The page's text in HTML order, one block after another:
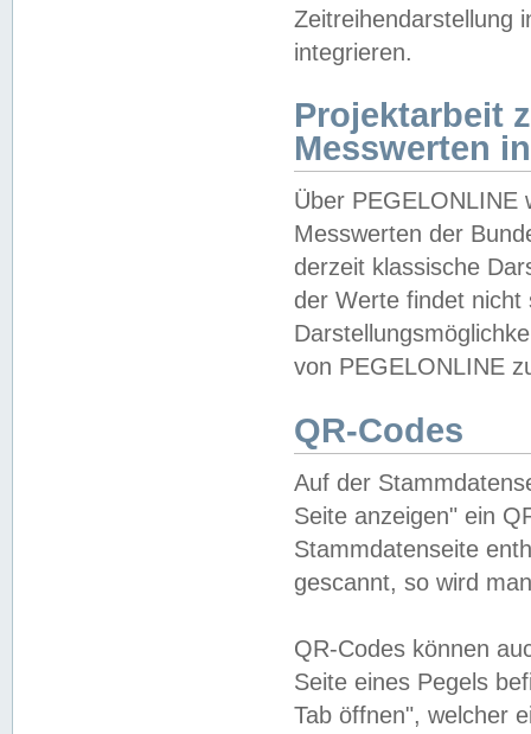
Zeitreihendarstellung
integrieren.
Projektarbeit
Messwerten
Über PEGELONLINE
Messwerten der
derzeit klassische
der Werte findet
von PEGELONLINE
QR-Codes
Auf der
Seite anzeigen" ein
Stammdatenseite
gescannt, so wird
QR-Codes können
Seite eines Pegels
Tab öffnen", welcher